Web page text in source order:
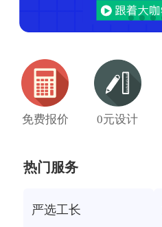
免费报价 0元设计
热门服务
严选工长